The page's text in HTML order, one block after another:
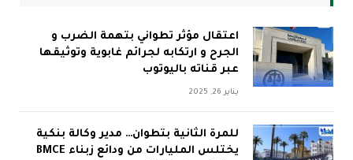
اعتقال مؤثر تطواني بتهمة الضرب و
الجرح و ارتكابه لجرائم غابوية وتوثيقها
عبر قناته باليوتوب
يناير 26, 2025
للمرة الثانية بتطوان… مدير وكالة بنكية
يختلس المليارات من ودائع زبناء BMCE